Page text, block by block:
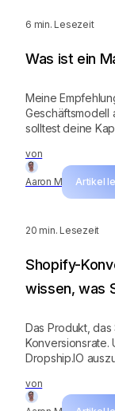
6 min. Lesezeit
von
Aaron M Artikel
Was ist ein
Meine
Geschäftsmodell
solltest deine
deine
Website.
20 min. Lesezeit
von
Shopify-
wissen, was
Das Produkt,
Konversionsrate.
Dropship.IO
Melden Sie sich
beginnen Sie mit